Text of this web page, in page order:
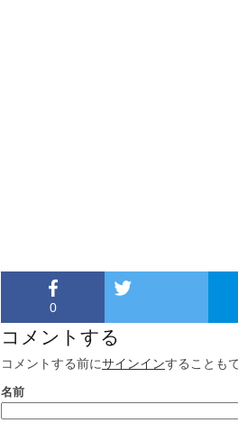
0
コメントする
コメントする前にサインインすることも
名前